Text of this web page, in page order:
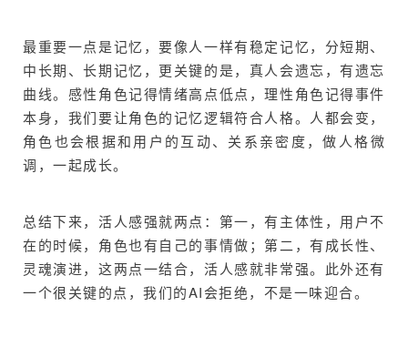
最重要一点是记忆，要像人一样有稳定记忆，分短期、
中长期、长期记忆，更关键的是，真人会遗忘，有遗忘
曲线。感性角色记得情绪高点低点，理性角色记得事件
本身，我们要让角色的记忆逻辑符合人格。人都会变，
角色也会根据和用户的互动、关系亲密度，做人格微
调，一起成长。
总结下来，活人感强就两点：第一，有主体性，用户不
在的时候，角色也有自己的事情做；第二，有成长性、
灵魂演进，这两点一结合，活人感就非常强。此外还有
一个很关键的点，我们的AI会拒绝，不是一味迎合。